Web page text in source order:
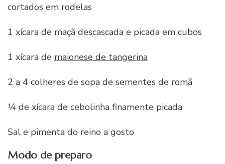
cortados em rodelas
1 xícara de maçã descascada e picada em cubos
1 xícara de maionese de tangerina
2 a 4 colheres de sopa de sementes de romã
¼ de xícara de cebolinha finamente picada
Sal e pimenta do reino a gosto
Modo de preparo